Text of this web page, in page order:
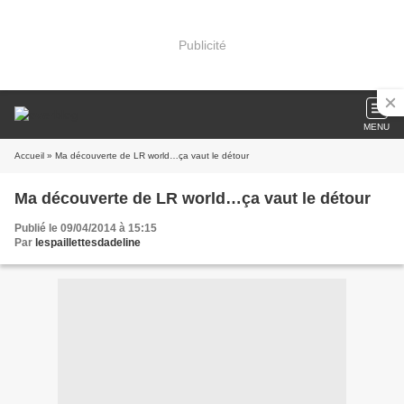
Publicité
MENU
Accueil » Ma découverte de LR world…ça vaut le détour
Ma découverte de LR world…ça vaut le détour
Publié le 09/04/2014 à 15:15
Par lespaillettesdadeline